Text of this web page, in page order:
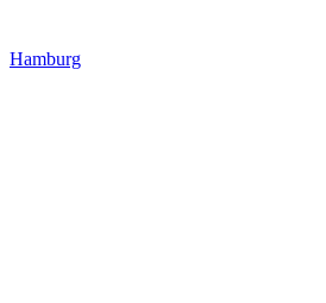
Hamburg